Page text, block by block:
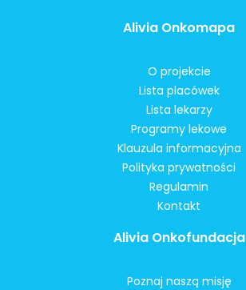
Alivia Onkomapa
O projekcie
Lista placówek
Lista lekarzy
Programy lekowe
Klauzula informacyjna
Polityka prywatności
Regulamin
Kontakt
Alivia Onkofundacja
Poznaj naszą misję